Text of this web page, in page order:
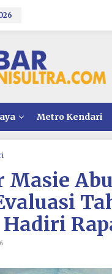
Metro Kendari
n
u
r
M
a
Masie